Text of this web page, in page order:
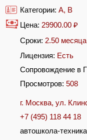
Категории: A, B
Цена: 29900.00 ₽
Сроки: 2.50 месяца
Лицензия: Есть
Сопровождение в
Просмотров: 508
г. Москва, ул.
+7 (495) 118 44 18
автошкола-